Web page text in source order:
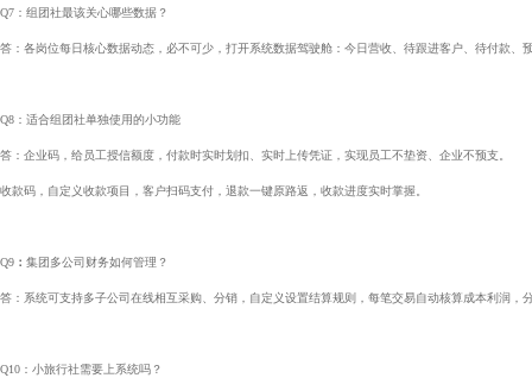
Q7：组团社最该关心哪些数据？
答：各岗位每日核心数据动态，必不可少，打开系统数据驾驶舱：今日营收、待跟进客户、待付款、
Q8：适合组团社单独使用的小功能
答：企业码，给员工授信额度，付款时实时划扣、实时上传凭证，实现员工不垫资、企业不预支。
收款码，自定义收款项目，客户扫码支付，退款一键原路返，收款进度实时掌握。
Q9 ： 集团多公司财务如何管理？
答：系统可支持多子公司在线相互采购、分销，自定义设置结算规则，每笔交易自动核算成本利润，
Q10：小旅行社需要上系统吗？